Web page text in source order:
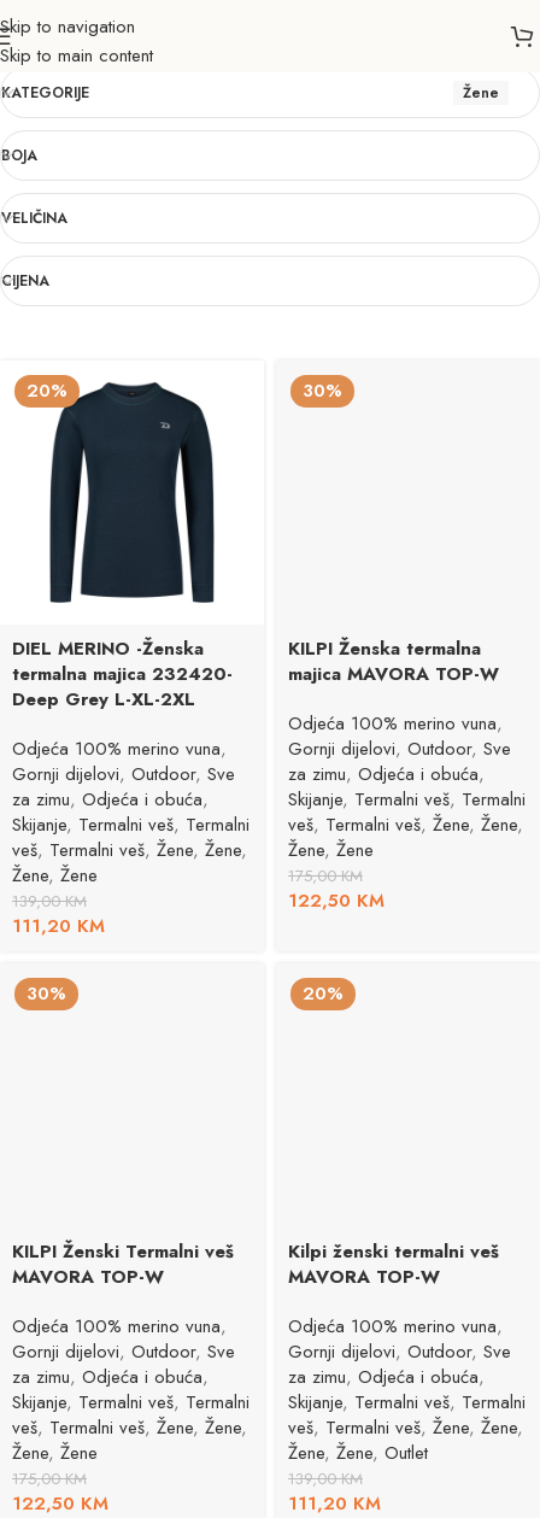
Skip to navigation
Skip to main content
Žene
KATEGORIJE Žene
BOJA
VELIČINA
CIJENA
20%
DIEL MERINO -Ženska
termalna majica 232420-
Deep Grey L-XL-2XL
Odjeća 100% merino vuna,
Gornji dijelovi, Outdoor, Sve
za zimu, Odjeća i obuća,
Skijanje, Termalni veš, Termalni
veš, Termalni veš, Žene, Žene,
Žene, Žene
139,00KM
111,20 KM
30%
KILPI Ženska termalna
majica MAVORA TOP-W
Odjeća 100% merino vuna,
Gornji dijelovi, Outdoor, Sve
za zimu, Odjeća i obuća,
Skijanje, Termalni veš, Termalni
veš, Termalni veš, Žene, Žene,
Žene, Žene
175,00KM
122,50 KM
30%
KILPI Ženski Termalni veš
MAVORA TOP-W
Odjeća 100% merino vuna,
Gornji dijelovi, Outdoor, Sve
za zimu, Odjeća i obuća,
Skijanje, Termalni veš, Termalni
veš, Termalni veš, Žene, Žene,
Žene, Žene
175,00KM
122,50 KM
20%
Kilpi ženski termalni veš
MAVORA TOP-W
Odjeća 100% merino vuna,
Gornji dijelovi, Outdoor, Sve
za zimu, Odjeća i obuća,
Skijanje, Termalni veš, Termalni
veš, Termalni veš, Žene, Žene,
Žene, Žene, Outlet
139,00KM
111,20 KM